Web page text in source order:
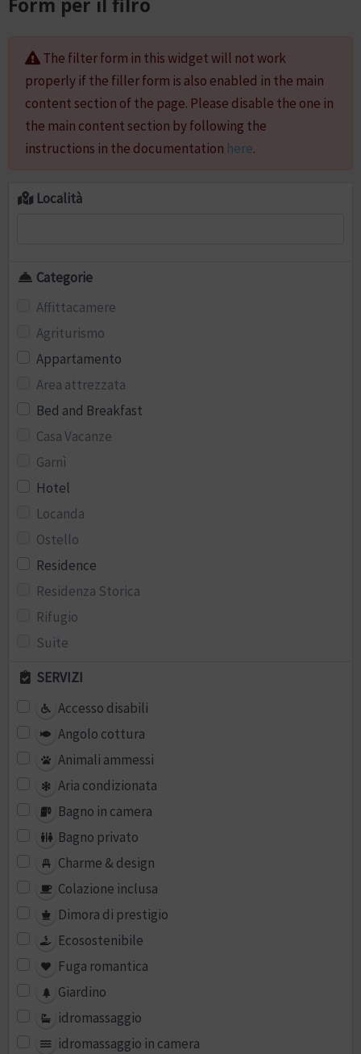
The filter form in this widget will not work
properly if the filler form is also enabled in the main
content section of the page. Please disable the one in
the main content section by following the
instructions in the documentation here.
Località
Categorie
Affittacamere
Agriturismo
Appartamento
Area attrezzata
Bed and Breakfast
Casa Vacanze
Garnì
Hotel
Locanda
Ostello
Residence
Residenza Storica
Rifugio
Suite
SERVIZI
Accesso disabili
Angolo cottura
Animali ammessi
Aria condizionata
Bagno in camera
Bagno privato
Charme & design
Colazione inclusa
Dimora di prestigio
Ecosostenibile
Fuga romantica
Giardino
idromassaggio
idromassaggio in camera